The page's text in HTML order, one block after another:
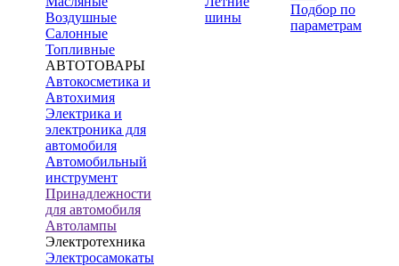
Воздушные
Салонные
Топливные
АВТОТОВАРЫ
Автокосметика и
Автохимия
Электрика и
электроника для
автомобиля
Автомобильный
инструмент
Принадлежности
для автомобиля
Автолампы
Электротехника
Электросамокаты
шины
Подбор по
параметрам